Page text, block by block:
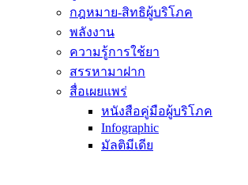
กฎหมาย-สิทธิผู้บริโภค
พลังงาน
ความรู้การใช้ยา
สรรหามาฝาก
สื่อเผยแพร่
หนังสือคู่มือผู้บริโภค
Infographic
มัลติมีเดีย